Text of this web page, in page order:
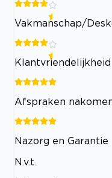
Vakmanschap/
Klantvriendelijkheid
Afspraken
Nazorg en Garantie
N.v.t.